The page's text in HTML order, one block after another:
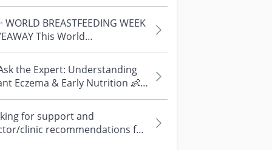
WORLD BREASTFEEDING WEEK
This World
Week, we're
every mum's fe...
the Expert: Understanding
Eczema & Early Nutrition 👶
questions about eczema,
for support and
clinic recommendations for